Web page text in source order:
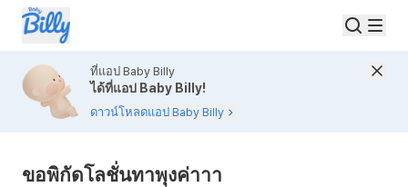
ที่แอป Baby Billy
ได้ที่แอป Baby Billy!
ดาวน์โหลดแอป Baby Billy
ขอพิกัดโลชั่นทาพุงค่าาา